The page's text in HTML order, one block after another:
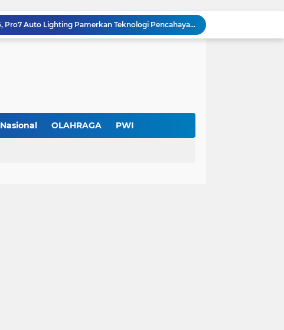
Hadir di GIIAS 2026, Pro7 Auto Lighting Pamerkan Teknologi Pencahayaan Kendaraan Premium
Terendus Dugaan Pungli Pengurusan PM1,Kades Buaran Bambu Minta 60 Juta
Larangan Kabel Udara Berlaku, Aktivitas PT Davon Media Teknologi di Karawaci Jadi Sorotan
Nasional OLAHRAGA PWI